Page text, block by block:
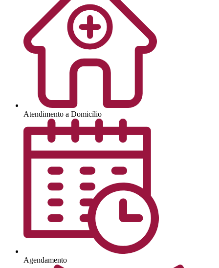
Atendimento a Domicílio
Agendamento